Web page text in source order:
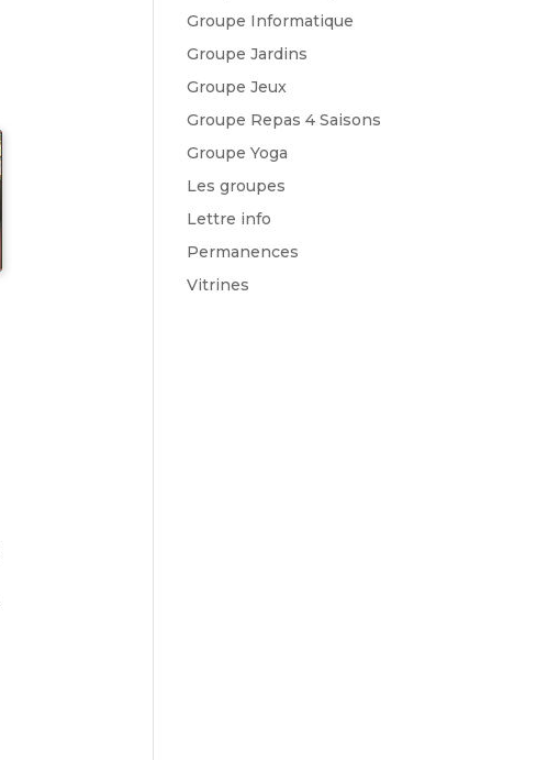
Groupe Informatique
Groupe Jardins
Groupe Jeux
Groupe Repas 4 Saisons
Groupe Yoga
Les groupes
Lettre info
Permanences
Vitrines